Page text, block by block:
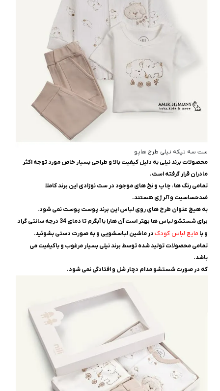
ست سه تیکه نیلی طرح هاپو
محصولات برند نیلی به دلیل کیفیت بالا و طراحی بسیار خاص مورد توجه اکثر
مادران قرار گرفته است.
تمامی رنگ ها ، چاپ و نخ های موجود در ست نوزادی این برند کاملا
ضدحساسیت و آلرژی هستند.
به هیچ عنوان طرح های روی لباس این برند پوست پوست نمی شود.
برای شستشو لباس ها بهتر است آن هارا با آبگرم تا دمای 34 درجه سانتی گراد
و با مایع لباس کودکدر ماشین لباسشویی و به صورت دستی بشوئید.
تمامی محصولات تولید شده توسط برند نیلی بسیار مرغوب و باکیفیت می
باشد.
که در صورت شستشو مدام دچار شل و افتادگی نمی شود.